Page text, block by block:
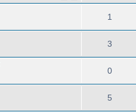
1
3
0
5